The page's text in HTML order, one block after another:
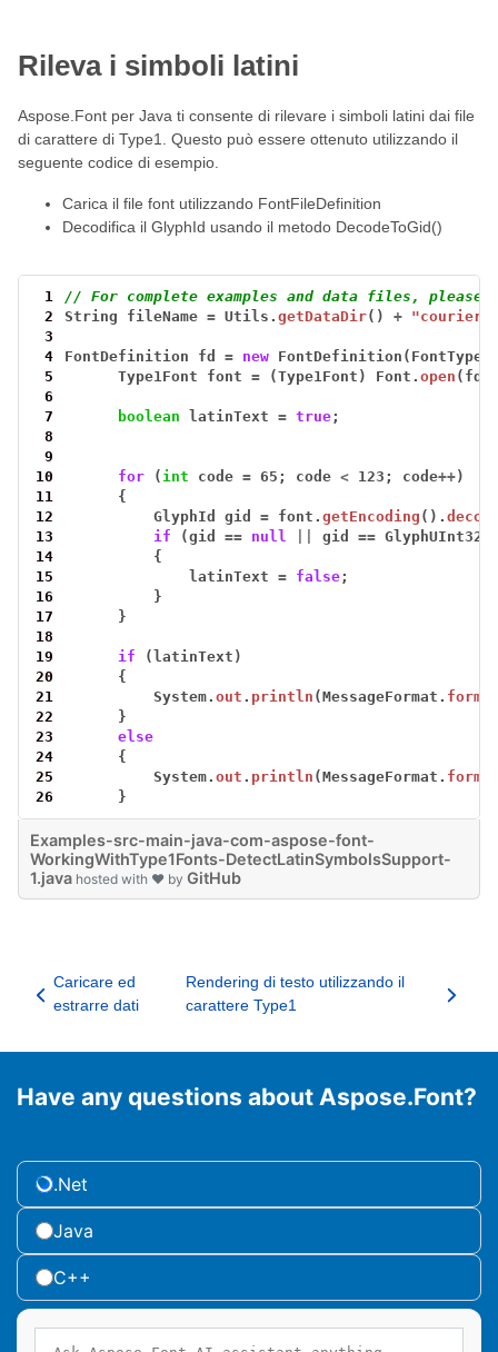
Rileva i simboli latini
Aspose.Font per Java ti consente di rilevare i simboli latini dai file
di carattere di Type1. Questo può essere ottenuto utilizzando il
seguente codice di esempio.
Carica il file font utilizzando FontFileDefinition
Decodifica il GlyphId usando il metodo DecodeToGid()
1
// For complete examples and data files, please
2
String fileName = Utils.getDataDir() +
3
4
FontDefinition fd = new FontDefinition(FontType.
5
Type1Font font = (Type1Font) Font.open
6
7
boolean latinText = true;
8
9
10
for (int code = 65; code < 123; code++)
11
{
12
GlyphId gid = font.getEncoding ().
13
if (gid == null gid ==
14
{
15
latinText = false;
16
}
17
}
18
19
if
(latinText)
20
{
21
System.out . println (MessageFormat.
22
}
23
else
24
{
25
System.out . println (MessageFormat.
26
}
Examples-src-main-java-com-aspose-font-
WorkingWithType1Fonts-DetectLatinSymbolsSupport-
1.java hosted with ❤ by GitHub
Caricare ed
estrarre dati
Rendering di testo utilizzando il
carattere Type1
Have any questions about Aspose.Font?
.Net
Java
C++